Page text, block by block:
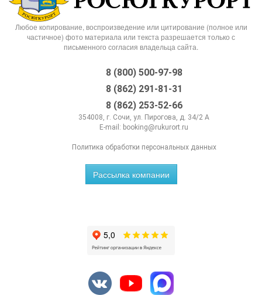
Любое копирование, воспроизведение или цитирование (полное или
частичное) фото материала или текста разрешается только с
письменного согласия владельца сайта.
8 (800) 500-97-98
8 (862) 291-81-31
8 (862) 253-52-66
354008, г. Сочи, ул. Пирогова, д. 34/2 А
E-mail: booking@rukurort.ru
Политика обработки персональных данных
Рассылка компании